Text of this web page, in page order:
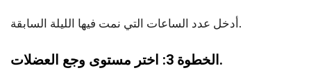
أدخل عدد الساعات التي نمت فيها الليلة السابقة.
الخطوة 3: اختر مستوى وجع العضلات.